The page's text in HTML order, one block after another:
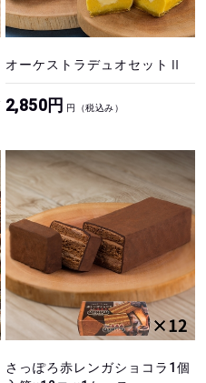
オーケストラデュオセットⅡ
2,850円 円（税込み）
さっぽろ赤レンガショコラ1個